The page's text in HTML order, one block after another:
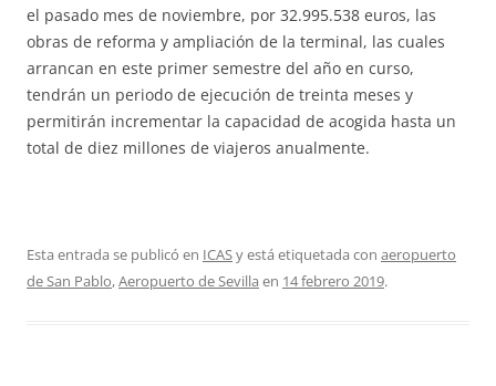
el pasado mes de noviembre, por 32.995.538 euros, las
obras de reforma y ampliación de la terminal, las cuales
arrancan en este primer semestre del año en curso,
tendrán un periodo de ejecución de treinta meses y
permitirán incrementar la capacidad de acogida hasta un
total de diez millones de viajeros anualmente.
Esta entrada se publicó en ICASy está etiquetada con aeropuerto
de San Pablo,Aeropuerto de Sevilla en 14 febrero 2019.